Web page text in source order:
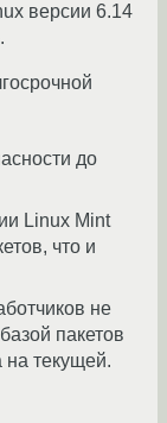
версии 6.14
до
Linux Mint
что и
не
пакетов
на текущей.